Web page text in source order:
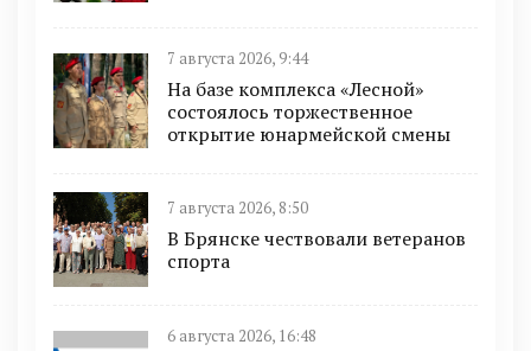
7 августа 2026, 9:44
На базе комплекса «Лесной»
состоялось торжественное
открытие юнармейской смены
7 августа 2026, 8:50
В Брянске чествовали ветеранов
спорта
6 августа 2026, 16:48